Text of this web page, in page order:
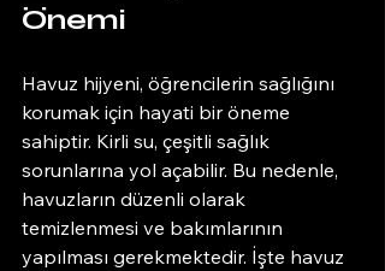
Önemi
Havuz hijyeni, öğrencilerin sağlığını
korumak için hayati bir öneme
sahiptir. Kirli su, çeşitli sağlık
sorunlarına yol açabilir. Bu nedenle,
havuzların düzenli olarak
temizlenmesi ve bakımlarının
yapılması gerekmektedir. İşte havuz